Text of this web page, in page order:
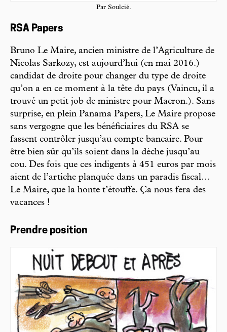
Par Soulcié.
RSA Papers
Bruno Le Maire, ancien ministre de l’Agriculture de
Nicolas Sarkozy, est aujourd’hui (en mai 2016.)
candidat de droite pour changer du type de droite
qu’on a en ce moment à la tête du pays (Vaincu, il a
trouvé un petit job de ministre pour Macron.). Sans
surprise, en plein Panama Papers, Le Maire propose
sans vergogne que les bénéficiaires du RSA se
fassent contrôler jusqu’au compte bancaire. Pour
être bien sûr qu’ils soient dans la dèche jusqu’au
cou. Des fois que ces indigents à 451 euros par mois
aient de l’artiche planquée dans un paradis fiscal…
Le Maire, que la honte t’étouffe. Ça nous fera des
vacances !
Prendre position